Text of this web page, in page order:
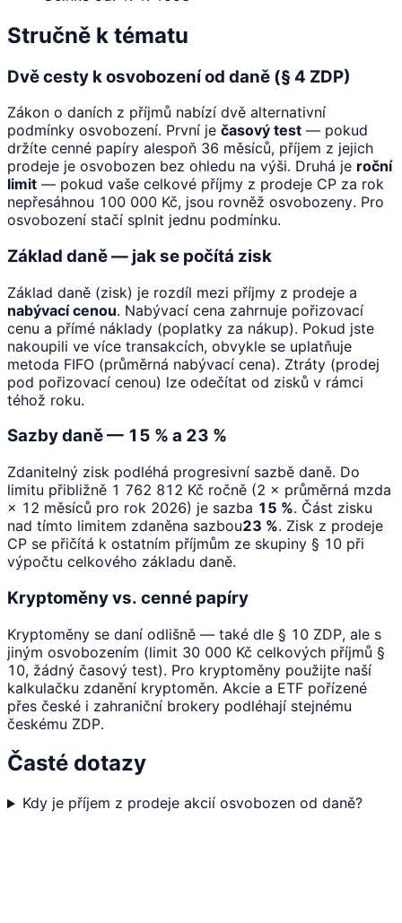
Stručně k tématu
Dvě cesty k osvobození od daně (§ 4 ZDP)
Zákon o daních z příjmů nabízí dvě alternativní
podmínky osvobození. První je časový test — pokud
držíte cenné papíry alespoň 36 měsíců, příjem z jejich
prodeje je osvobozen bez ohledu na výši. Druhá je roční
limit — pokud vaše celkové příjmy z prodeje CP za rok
nepřesáhnou 100 000 Kč, jsou rovněž osvobozeny. Pro
osvobození stačí splnit jednu podmínku.
Základ daně — jak se počítá zisk
Základ daně (zisk) je rozdíl mezi příjmy z prodeje a
nabývací cenou. Nabývací cena zahrnuje pořizovací
cenu a přímé náklady (poplatky za nákup). Pokud jste
nakoupili ve více transakcích, obvykle se uplatňuje
metoda FIFO (průměrná nabývací cena). Ztráty (prodej
pod pořizovací cenou) lze odečítat od zisků v rámci
téhož roku.
Sazby daně — 15 % a 23 %
Zdanitelný zisk podléhá progresivní sazbě daně. Do
limitu přibližně 1 762 812 Kč ročně (2 × průměrná mzda
× 12 měsíců pro rok 2026) je sazba 15 %. Část zisku
nad tímto limitem zdaněna sazbou23 %. Zisk z prodeje
CP se přičítá k ostatním příjmům ze skupiny § 10 při
výpočtu celkového základu daně.
Kryptoměny vs. cenné papíry
Kryptoměny se daní odlišně — také dle § 10 ZDP, ale s
jiným osvobozením (limit 30 000 Kč celkových příjmů §
10, žádný časový test). Pro kryptoměny použijte naší
kalkulačku zdanění kryptoměn. Akcie a ETF pořízené
přes české i zahraniční brokery podléhají stejnému
českému ZDP.
Časté dotazy
Kdy je příjem z prodeje akcií osvobozen od daně?